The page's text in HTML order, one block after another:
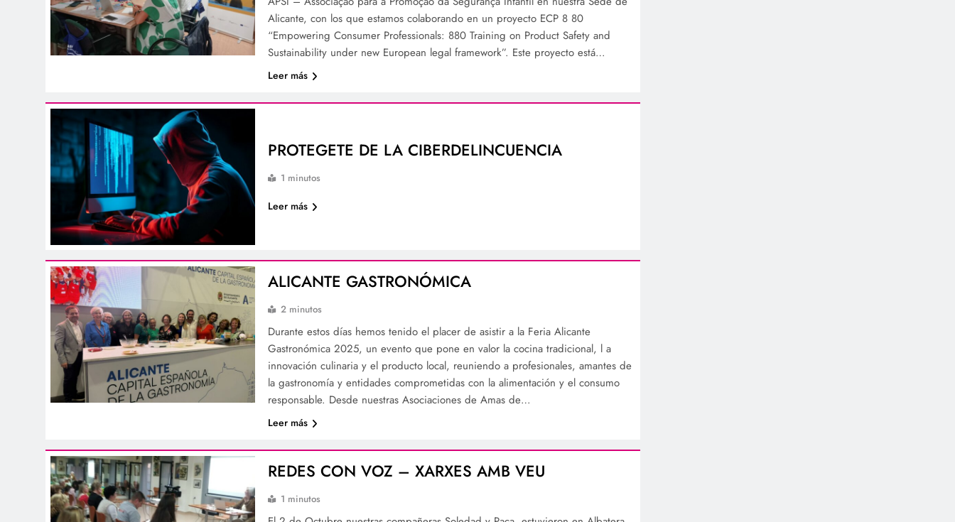
Alicante, con los que estamos colaborando en un proyecto ECP 8 80
“Empowering Consumer Professionals: 880 Training on Product Safety and
Sustainability under new European legal framework”. Este proyecto está…
Leer más
PROTEGETE DE LA CIBERDELINCUENCIA
1 minutos
Leer más
ALICANTE GASTRONÓMICA
2 minutos
Durante estos días hemos tenido el placer de asistir a la Feria Alicante
Gastronómica 2025, un evento que pone en valor la cocina tradicional, l a
innovación culinaria y el producto local, reuniendo a profesionales, amantes de
la gastronomía y entidades comprometidas con la alimentación y el consumo
responsable. Desde nuestras Asociaciones de Amas de…
Leer más
REDES CON VOZ – XARXES AMB VEU
1 minutos